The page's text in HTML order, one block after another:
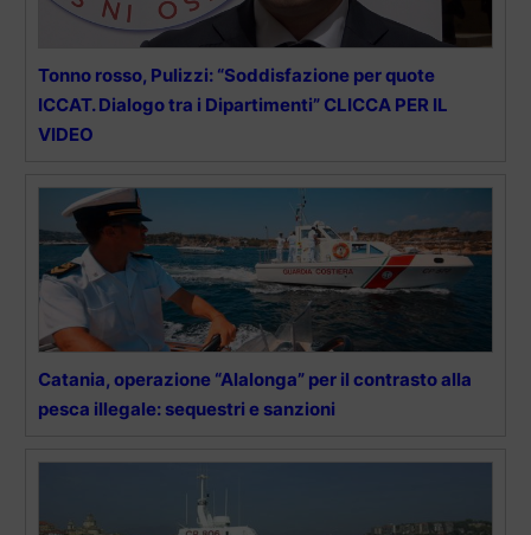
Tonno rosso, Pulizzi: “Soddisfazione per quote
ICCAT. Dialogo tra i Dipartimenti” CLICCA PER IL
VIDEO
Catania, operazione “Alalonga” per il contrasto alla
pesca illegale: sequestri e sanzioni